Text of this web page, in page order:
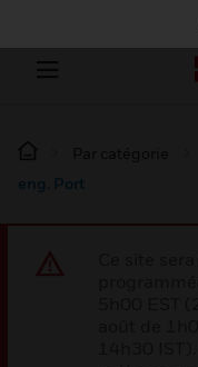
eng. Port